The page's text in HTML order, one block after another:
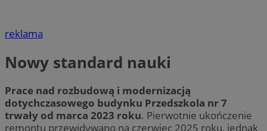
reklama
Nowy standard nauki
Prace nad rozbudową i modernizacją
dotychczasowego budynku Przedszkola nr 7
trwały od marca 2023 roku. Pierwotnie ukończenie
remontu przewidywano na czerwiec 2025 roku, jednak